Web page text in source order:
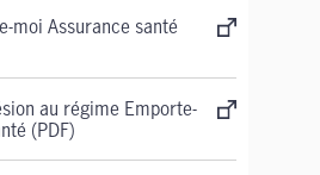
moi Assurance santé
au régime Emporte-
(PDF)